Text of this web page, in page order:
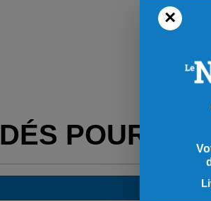
POUR
×